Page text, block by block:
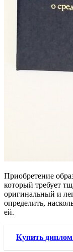
Приобретение
который требует
оригинальный и
определить,
ей.
Купить